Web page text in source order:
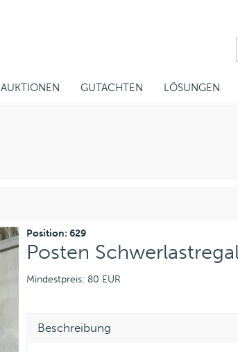
AUKTIONEN GUTACHTEN LÖSUNGEN
Position: 629
Posten
Mindestpreis: 80 EUR
Beschreibung